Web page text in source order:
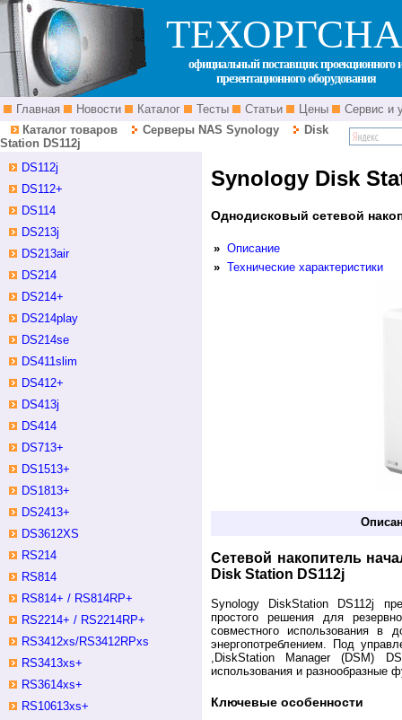
официальный поставщик проекционного
презентационного оборудования
Главная Новости Каталог Тесты Статьи Цены
Сервис и
Каталог товаров
Серверы NAS Synology
Disk
Station DS112j
Synology Disk
Однодисковый сетевой
» Описание
» Технические характеристики
Сетевой накопитель
Disk Station DS112j
Synology DiskStation DS112j
простого решения для
совместного использования в
энергопотреблением. Под
,DiskStation Manager (DSM)
использования и разнообразные
Ключевые особенности
DS112j
DS112+
DS114
DS213j
DS213air
DS214
DS214+
DS214play
DS214se
DS411slim
DS412+
DS413j
DS414
DS713+
DS1513+
DS1813+
DS2413+
DS3612XS
RS214
RS814
RS814+ / RS814RP+
RS2214+ / RS2214RP+
RS3412xs/RS3412RPxs
RS3413xs+
RS3614xs+
RS10613xs+